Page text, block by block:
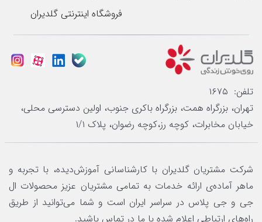
فروشگاه اینترنتی گلدیران
تلفن: ۱۶۷۵
تهران، بزرگراه همت، بزرگراه باکری جنوب، اولین دسترسی محلی،
خیابان مخابرات، کوچه رز،کوچه رضوان، پلاک ۱/۱
شرکت مشتریان گلدیران با کارشناسانی آموزش‌دیده، با تجربه و
ماهر آماده‌ی ارائه خدمات به تمامی مشتریان عزیز محصولات ال
جی و جی پلاس در سراسر ایران است و شما می‌توانید از طریق
راه‌های ارتباطی اعلام شده با ما در تماس باشید.